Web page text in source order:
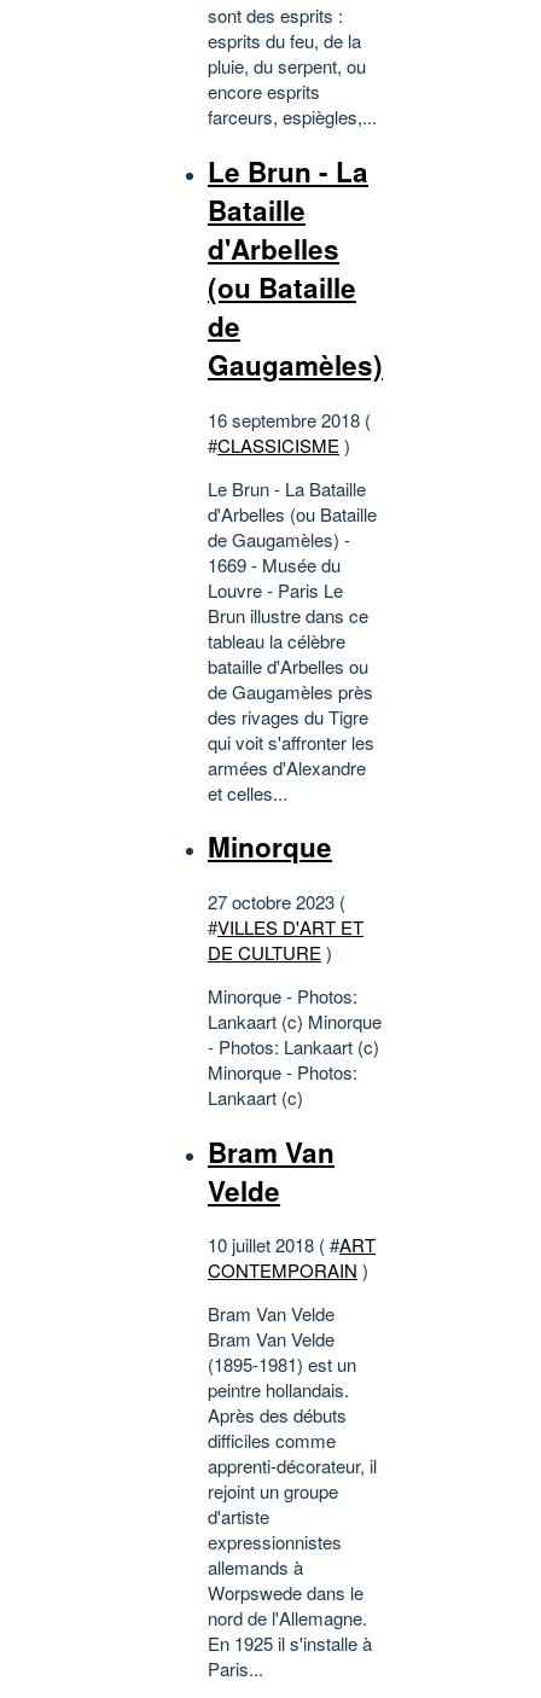
sont des esprits :
esprits du feu, de la
pluie, du serpent, ou
encore esprits
farceurs, espiègles,...
Le Brun - La
Bataille
d'Arbelles
(ou Bataille
de
Gaugamèles)
16 septembre 2018 (
#CLASSICISME )
Le Brun - La Bataille
d'Arbelles (ou Bataille
de Gaugamèles) -
1669 - Musée du
Louvre - Paris Le
Brun illustre dans ce
tableau la célèbre
bataille d'Arbelles ou
de Gaugamèles près
des rivages du Tigre
qui voit s'affronter les
armées d'Alexandre
et celles...
Minorque
27 octobre 2023 (
#VILLES D'ART ET
DE CULTURE )
Minorque - Photos:
Lankaart (c) Minorque
- Photos: Lankaart (c)
Minorque - Photos:
Lankaart (c)
Bram Van
Velde
10 juillet 2018 ( #ART
CONTEMPORAIN )
Bram Van Velde
Bram Van Velde
(1895-1981) est un
peintre hollandais.
Après des débuts
difficiles comme
apprenti-décorateur, il
rejoint un groupe
d'artiste
expressionnistes
allemands à
Worpswede dans le
nord de l'Allemagne.
En 1925 il s'installe à
Paris...